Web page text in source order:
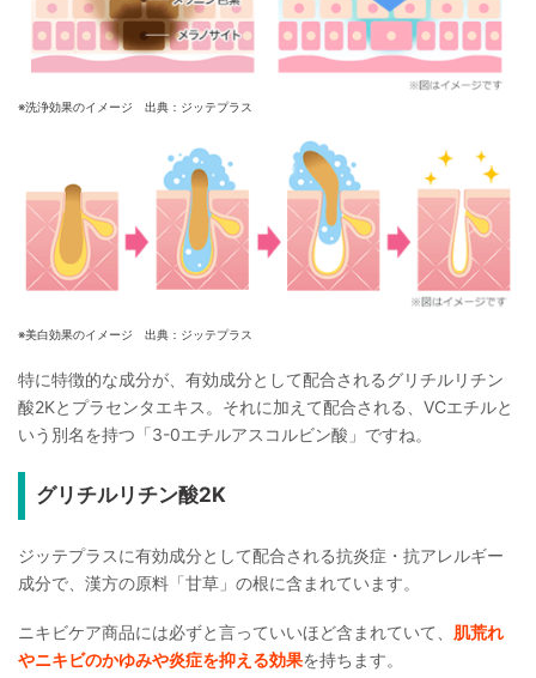
※洗浄効果のイメージ 出典：ジッテプラス
※美白効果のイメージ 出典：ジッテプラス
特に特徴的な成分が、有効成分として配合されるグリチルリチン
酸2Kとプラセンタエキス。それに加えて配合される、VCエチルと
いう別名を持つ「3-0エチルアスコルビン酸」ですね。
グリチルリチン酸2K
ジッテプラスに有効成分として配合される抗炎症・抗アレルギー
成分で、漢方の原料「甘草」の根に含まれています。
ニキビケア商品には必ずと言っていいほど含まれていて、 肌荒れ
やニキビのかゆみや炎症を抑える効果を持ちます。